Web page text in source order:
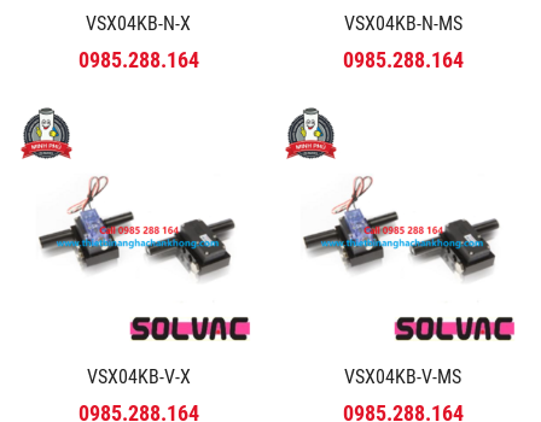
VSX04KB-N-X
0985.288.164
VSX04KB-N-MS
0985.288.164
VSX04KB-V-X
0985.288.164
VSX04KB-V-MS
0985.288.164